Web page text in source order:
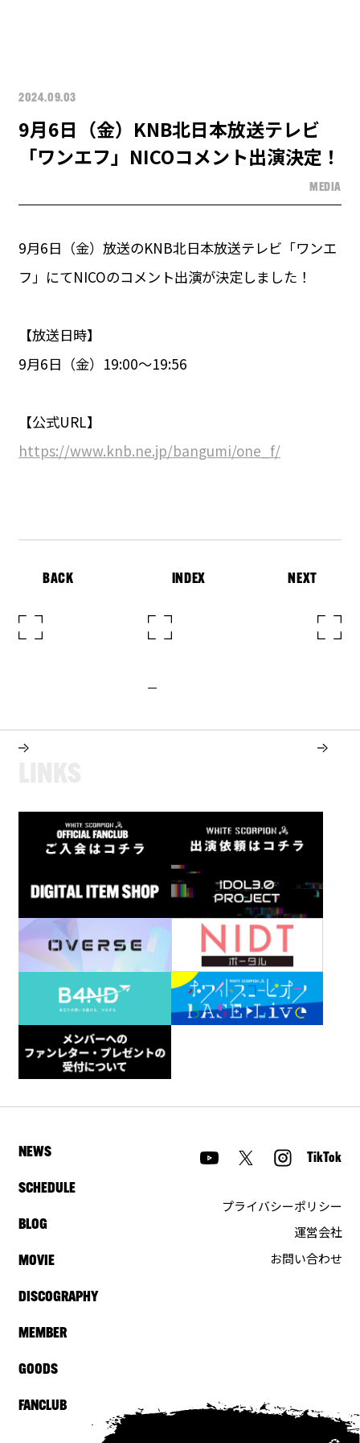
2024.09.03
9月6日（金）KNB北日本放送テレビ
「ワンエフ」NICOコメント出演決定！
MEDIA
9月6日（金）放送のKNB北日本放送テレビ「ワンエ
フ」にてNICOのコメント出演が決定しました！
【放送日時】
9月6日（金）19:00〜19:56
【公式URL】
https://www.knb.ne.jp/bangumi/one_f/
BACK INDEX NEXT
NEWS
SCHEDULE
BLOG
MOVIE
DISCOGRAPHY
MEMBER
GOODS
FANCLUB
TikTok
プライバシーポリシー
運営会社
お問い合わせ